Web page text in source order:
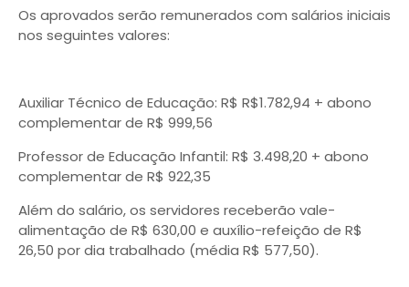
Os aprovados serão remunerados com salários iniciais
nos seguintes valores:
Auxiliar Técnico de Educação: R$ R$1.782,94 + abono
complementar de R$ 999,56
Professor de Educação Infantil: R$ 3.498,20 + abono
complementar de R$ 922,35
Além do salário, os servidores receberão vale-
alimentação de R$ 630,00 e auxílio-refeição de R$
26,50 por dia trabalhado (média R$ 577,50).